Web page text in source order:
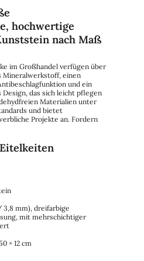
hochwertige
nach Maß
im Großhandel verfügen über
Mineralwerkstoff, einen
und ein
das sich leicht pflegen
Materialien unter
und bietet
Projekte an. Fordern
3,8 mm), dreifarbige
mit mehrschichtiger
× 12 cm